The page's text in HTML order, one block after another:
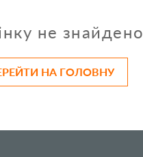
не знайдено
НА ГОЛОВНУ